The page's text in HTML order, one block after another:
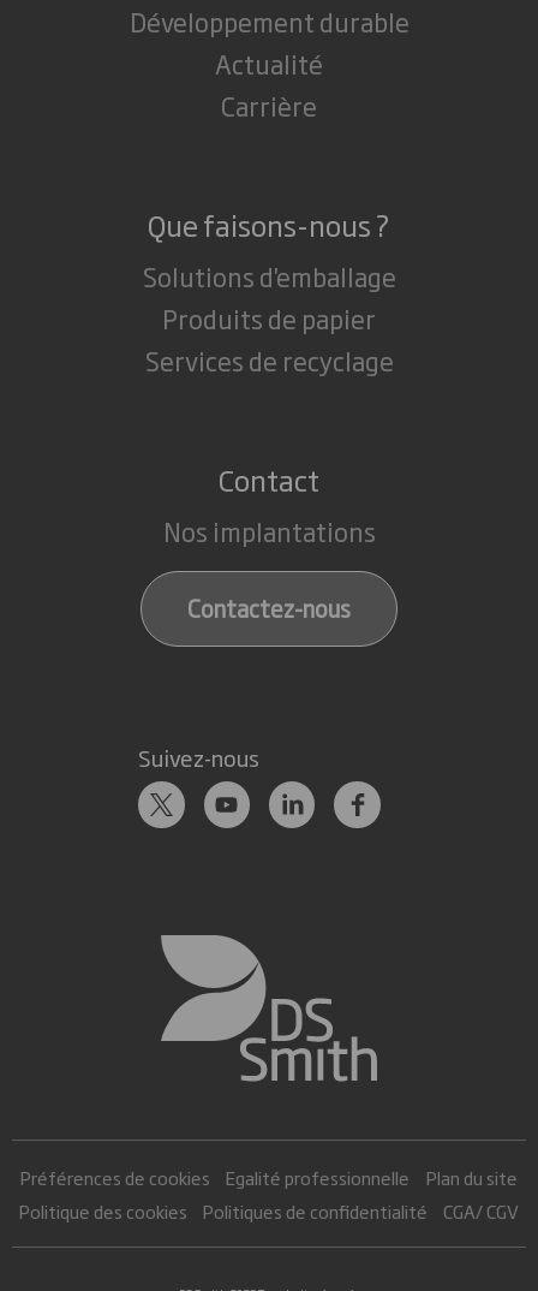
Développement durable
Actualité
Carrière
Que faisons-nous ?
Solutions d'emballage
Produits de papier
Services de recyclage
Contact
Nos implantations
Contactez-nous
Suivez-nous
Préférences de cookies Egalité professionnelle
Plan du site
Politique des cookies
Politiques de confidentialité CGA/ CGV